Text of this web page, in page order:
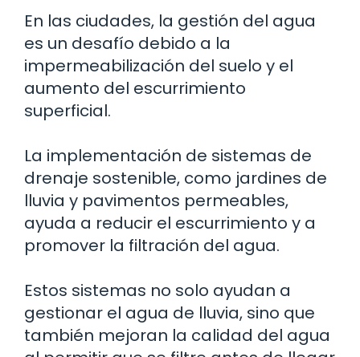
En las ciudades, la gestión del agua
es un desafío debido a la
impermeabilización del suelo y el
aumento del escurrimiento
superficial.
La implementación de sistemas de
drenaje sostenible, como jardines de
lluvia y pavimentos permeables,
ayuda a reducir el escurrimiento y a
promover la filtración del agua.
Estos sistemas no solo ayudan a
gestionar el agua de lluvia, sino que
también mejoran la calidad del agua